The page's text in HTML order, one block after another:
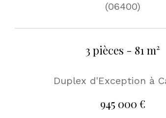
(06400)
3 pièces - 81 m²
Duplex d'Exception à
945 000 €